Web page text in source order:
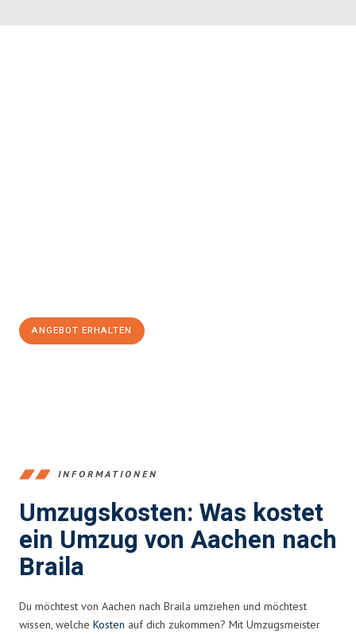
ANGEBOT ERHALTEN
INFORMATIONEN
Umzugskosten: Was kostet
ein Umzug von Aachen nach
Braila
Du möchtest von Aachen nach Braila umziehen und möchtest
wissen, welche Kosten auf dich zukommen? Mit Umzugsmeister